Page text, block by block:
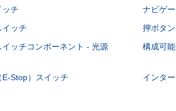
ッチ ナビゲ
イッチ 押ボタ
イッチコンポーネント - 光源 構成可
Stop）スイッチ インタ